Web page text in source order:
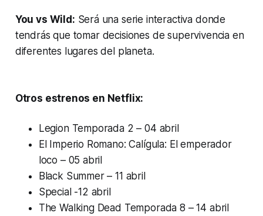
You vs Wild: Será una serie interactiva donde
tendrás que tomar decisiones de supervivencia en
diferentes lugares del planeta.
Otros estrenos en Netflix:
Legion Temporada 2 – 04 abril
El Imperio Romano: Calígula: El emperador
loco – 05 abril
Black Summer – 11 abril
Special -12 abril
The Walking Dead Temporada 8 – 14 abril